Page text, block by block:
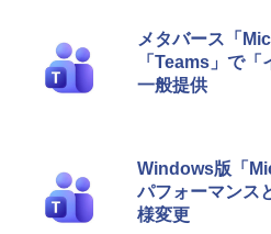
メタバース「
「Teams」で
一般提供
Windows版「
パフォーマンス
様変更